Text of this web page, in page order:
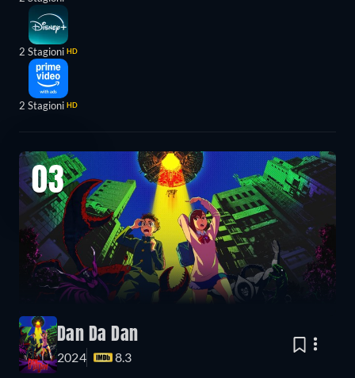
2 Stagioni HD
2 Stagioni HD
03
Dan Da Dan
2024 8.3